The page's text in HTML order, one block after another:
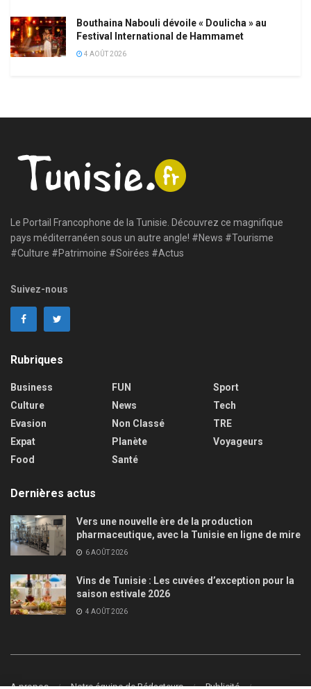
Bouthaina Nabouli dévoile « Doulicha » au
Festival International de Hammamet
4 AOÛT 2026
Le Portail Francophone de la Tunisie. Découvrez ce magnifique
pays méditerranéen sous un autre angle! #News #Tourisme
#Culture #Patrimoine #Soirées #Actus
Suivez-nous
Rubriques
Business
Culture
Evasion
Expat
Food
FUN
News
Non Classé
Planète
Santé
Sport
Tech
TRE
Voyageurs
Dernières actus
Vers une nouvelle ère de la production
pharmaceutique, avec la Tunisie en ligne de mire
6 AOÛT 2026
Vins de Tunisie : Les cuvées d’exception pour la
saison estivale 2026
4 AOÛT 2026
A propos Notre équipe de Rédacteurs Publicité